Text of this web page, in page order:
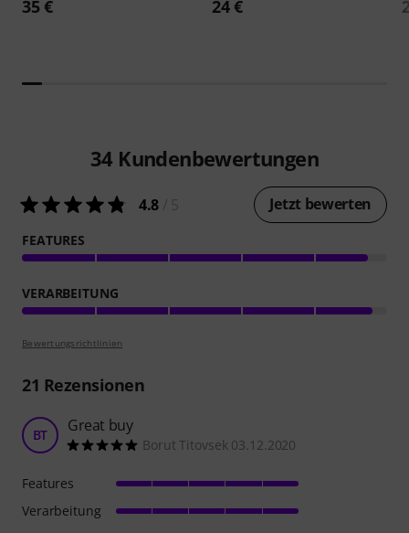
35 € 24 €
34 Kundenbewertungen
4.8 Jetzt bewerten
FEATURES
VERARBEITUNG
Bewertungsrichtlinien
21 Rezensionen
BT Great buy
Borut Titovsek 03.12.2020
Features
Verarbeitung